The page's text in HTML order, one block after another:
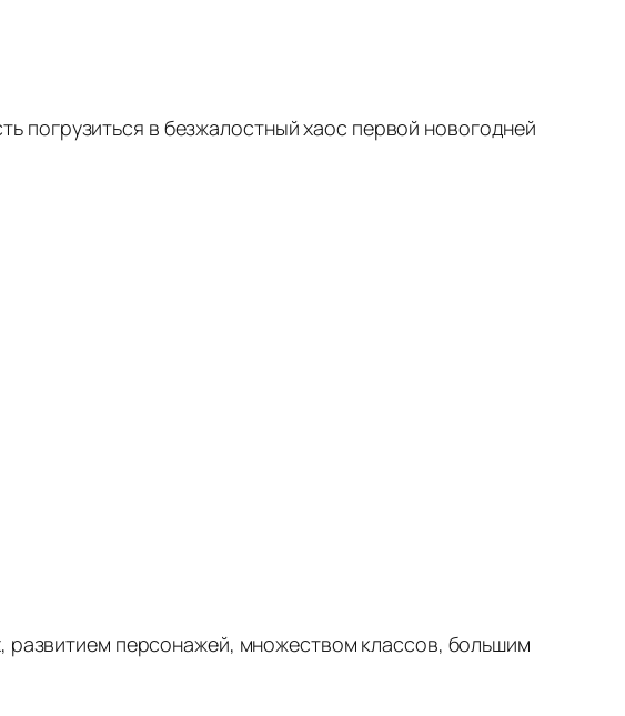
погрузиться в безжалостный хаос первой новогодней
персонажей, множеством классов, большим